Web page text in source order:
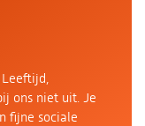
ons niet uit. Je
fijne sociale